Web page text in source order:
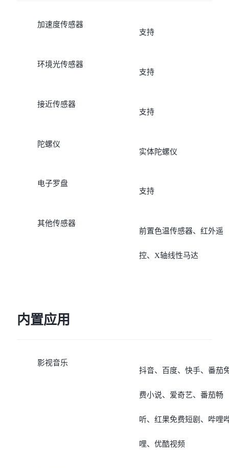
加速度传感器
支持
环境光传感器
支持
接近传感器
支持
陀螺仪
实体陀螺仪
电子罗盘
支持
其他传感器
前置色温传感器、红外遥
控、X轴线性马达
内置应用
影视音乐
抖音、百度、快手、番茄
费小说、爱奇艺、番茄畅
听、红果免费短剧、哔哩
哩、优酷视频